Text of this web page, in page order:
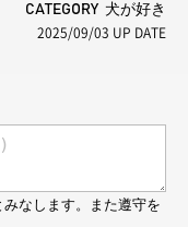
CATEGORY 犬が好き
2025/09/03 UP DATE